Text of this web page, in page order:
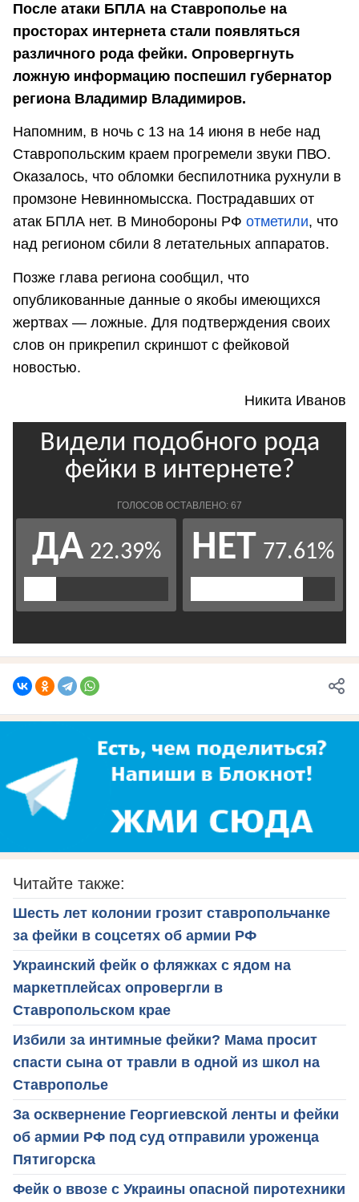
После атаки БПЛА на Ставрополье на
просторах интернета стали появляться
различного рода фейки. Опровергнуть
ложную информацию поспешил губернатор
региона Владимир Владимиров.
Напомним, в ночь с 13 на 14 июня в небе над
Ставропольским краем прогремели звуки ПВО.
Оказалось, что обломки беспилотника рухнули в
промзоне Невинномысска. Пострадавших от
атак БПЛА нет. В Минобороны РФ отметили, что
над регионом сбили 8 летательных аппаратов.
Позже глава региона сообщил, что
опубликованные данные о якобы имеющихся
жертвах — ложные. Для подтверждения своих
слов он прикрепил скриншот с фейковой
новостью.
Никита Иванов
Читайте также:
Шесть лет колонии грозит ставропольчанке
за фейки в соцсетях об армии РФ
Украинский фейк о фляжках с ядом на
маркетплейсах опровергли в
Ставропольском крае
Избили за интимные фейки? Мама просит
спасти сына от травли в одной из школ на
Ставрополье
За осквернение Георгиевской ленты и фейки
об армии РФ под суд отправили уроженца
Пятигорска
Фейк о ввозе с Украины опасной пиротехники